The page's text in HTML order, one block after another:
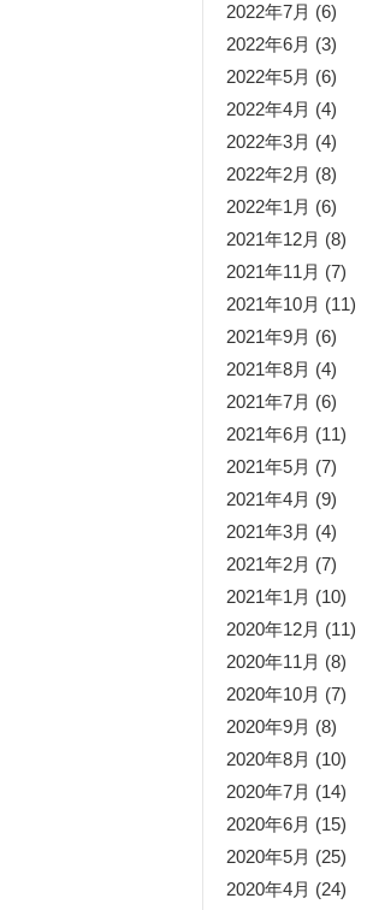
2022年7月 (6)
2022年6月 (3)
2022年5月 (6)
2022年4月 (4)
2022年3月 (4)
2022年2月 (8)
2022年1月 (6)
2021年12月 (8)
2021年11月 (7)
2021年10月 (11)
2021年9月 (6)
2021年8月 (4)
2021年7月 (6)
2021年6月 (11)
2021年5月 (7)
2021年4月 (9)
2021年3月 (4)
2021年2月 (7)
2021年1月 (10)
2020年12月 (11)
2020年11月 (8)
2020年10月 (7)
2020年9月 (8)
2020年8月 (10)
2020年7月 (14)
2020年6月 (15)
2020年5月 (25)
2020年4月 (24)